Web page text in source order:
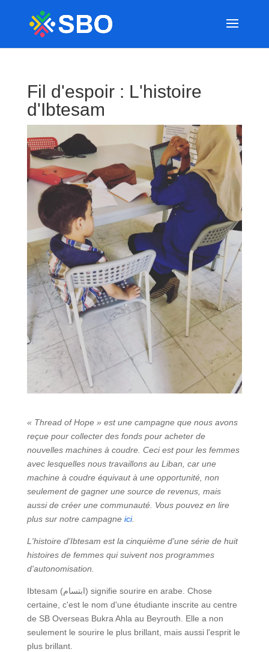
Fil d'espoir : L'histoire
d'Ibtesam
« Thread of Hope » est une campagne que nous avons
reçue pour collecter des fonds pour acheter de
nouvelles machines à coudre. Ceci est pour les femmes
avec lesquelles nous travaillons au Liban, car une
machine à coudre équivaut à une opportunité, non
seulement de gagner une source de revenus, mais
aussi de créer une communauté. Vous pouvez en lire
plus sur notre campagne ici.
L'histoire d'Ibtesam est la cinquième d'une série de huit
histoires de femmes qui suivent nos programmes
d'autonomisation.
Ibtesam (ابتسام) signifie sourire en arabe. Chose
certaine, c'est le nom d'une étudiante inscrite au centre
de SB Overseas Bukra Ahla au Beyrouth. Elle a non
seulement le sourire le plus brillant, mais aussi l'esprit le
plus brillant.